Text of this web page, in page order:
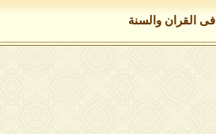
القران والسنة